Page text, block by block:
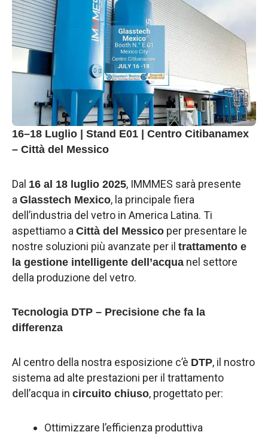
16–18 Luglio | Stand E01 | Centro Citibanamex
– Città del Messico
Dal 16 al 18 luglio 2025, IMMMES sarà presente
a Glasstech Mexico, la principale fiera
dell’industria del vetro in America Latina. Ti
aspettiamo a Città del Messico per presentare le
nostre soluzioni più avanzate per il trattamento e
la gestione intelligente dell’acqua nel settore
della produzione del vetro.
Tecnologia DTP – Precisione che fa la
differenza
Al centro della nostra esposizione c’è DTP, il nostro
sistema ad alte prestazioni per il trattamento
dell’acqua in circuito chiuso, progettato per:
Ottimizzare l’efficienza produttiva